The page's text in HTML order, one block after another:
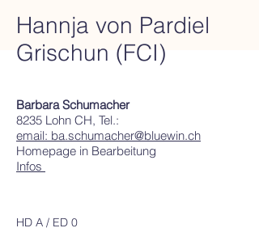
Barbara Schumacher
8235 Lohn CH, Tel.:
email: ba.schumacher@bluewin.ch
Homepage in Bearbeitung
Infos
HD A / ED 0
Hannja von Pardiel
Grischun (FCI)